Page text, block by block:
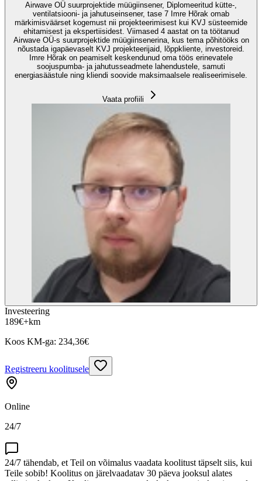
Airwave OÜ suurprojektide müügiinsener, Diplomeeritud kütte-,
ventilatsiooni- ja jahutuseinsener, tase 7 Imre Hõrak omab
märkimisväärset kogemust nii projekteerimisest kui KVJ süsteemide
ehitamisest ja ekspertiisidest. Viimased 4 aastat on ta töötanud
Airwave OÜ-s suurprojektide müügiinsenerina, kus tema põhitööks on
nõustada igapäevaselt KVJ projekteerijaid, lõppkliente, investoreid.
Imre Hõrak on peamiselt keskendunud oma töös erinevatele
soojuspumba- ja jahutusseadmete lahendustele, samuti
energiasäästule ning kliendi soovide maksimaalsele realiseerimisele.
Vaata profiili
Investeering
189€+km
Koos KM-ga: 234,36€
Registreeru koolitusele
Online
24/7
24/7 tähendab, et Teil on võimalus vaadata koolitust täpselt siis, kui
Teile sobib! Koolitus on järelvaadatav 30 päeva jooksul alates